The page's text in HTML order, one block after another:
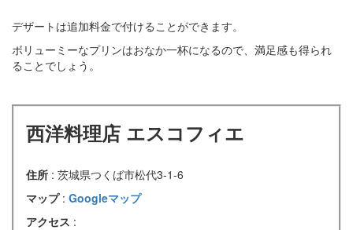
デザートは追加料金で付けることができます。
ボリューミーなプリンはおなか一杯になるので、満足感も得られ
ることでしょう。
西洋料理店 エスコフィエ
住所 : 茨城県つくば市松代3-1-6
マップ : Googleマップ
アクセス :